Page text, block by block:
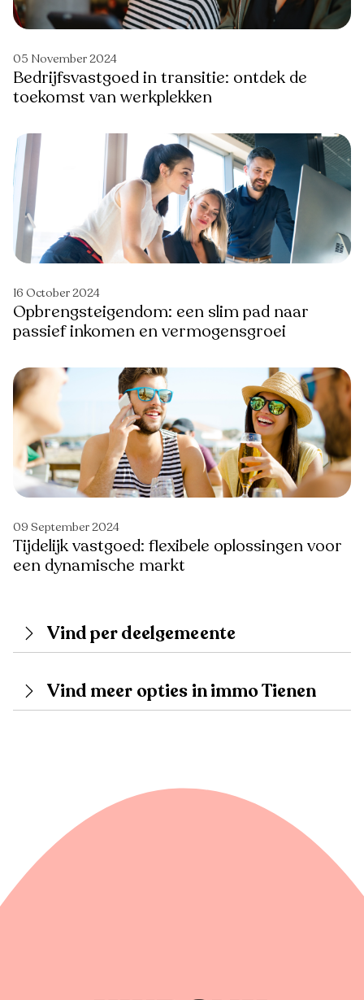
05 November 2024
Bedrijfsvastgoed in transitie: ontdek de
toekomst van werkplekken
16 October 2024
Opbrengsteigendom: een slim pad naar
passief inkomen en vermogensgroei
09 September 2024
Tijdelijk vastgoed: flexibele oplossingen voor
een dynamische markt
Vind per deelgemeente
Vind meer opties in immo Tienen